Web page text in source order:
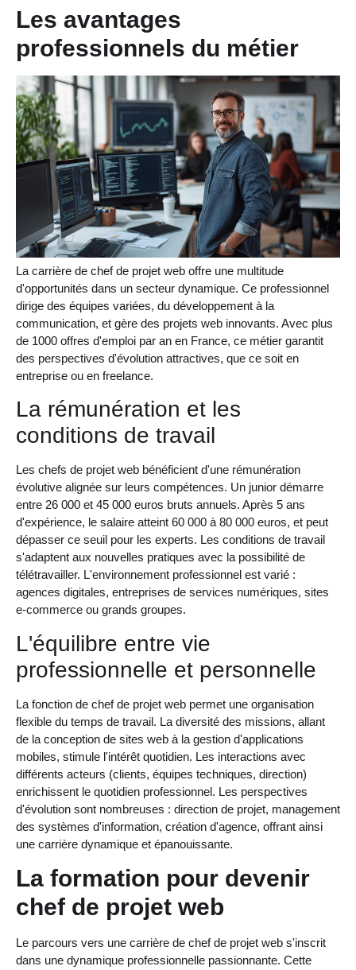
Les avantages
professionnels du métier
La carrière de chef de projet web offre une multitude
d'opportunités dans un secteur dynamique. Ce professionnel
dirige des équipes variées, du développement à la
communication, et gère des projets web innovants. Avec plus
de 1000 offres d'emploi par an en France, ce métier garantit
des perspectives d'évolution attractives, que ce soit en
entreprise ou en freelance.
La rémunération et les
conditions de travail
Les chefs de projet web bénéficient d'une rémunération
évolutive alignée sur leurs compétences. Un junior démarre
entre 26 000 et 45 000 euros bruts annuels. Après 5 ans
d'expérience, le salaire atteint 60 000 à 80 000 euros, et peut
dépasser ce seuil pour les experts. Les conditions de travail
s'adaptent aux nouvelles pratiques avec la possibilité de
télétravailler. L'environnement professionnel est varié :
agences digitales, entreprises de services numériques, sites
e-commerce ou grands groupes.
L'équilibre entre vie
professionnelle et personnelle
La fonction de chef de projet web permet une organisation
flexible du temps de travail. La diversité des missions, allant
de la conception de sites web à la gestion d'applications
mobiles, stimule l'intérêt quotidien. Les interactions avec
différents acteurs (clients, équipes techniques, direction)
enrichissent le quotidien professionnel. Les perspectives
d'évolution sont nombreuses : direction de projet, management
des systèmes d'information, création d'agence, offrant ainsi
une carrière dynamique et épanouissante.
La formation pour devenir
chef de projet web
Le parcours vers une carrière de chef de projet web s'inscrit
dans une dynamique professionnelle passionnante. Cette